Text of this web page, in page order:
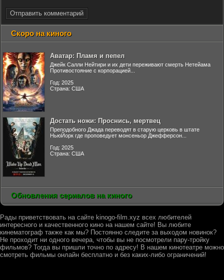
Отправить комментарий
Скоро на киного
Аватар: Пламя и пепел
Джейк Салли Нейтири и их дети переживают смерть Нетейама
Противостояние с корпорацией...
Год: 2025
Страна: США
Достать ножи: Проснись, мертвец
Преподобного Джада переводят в старую церковь в штате
НьюЙорк где проповедует монсеньор Джефферсон...
Год: 2025
Страна: США
Обновления сериалов на киного
Рады приветствовать на сайте kinogo-film.xyz всех любителей
интересного и качественного кино на нашем сайте! Вы любите
кинематограф также как мы? Постоянно следите за выходом новинок?
Не проходит ни одного вечера, чтобы вы не посмотрели пару-тройку
фильмов? Тогда вы пришли точно по адресу! В нашем кинотеатре можно
смотреть фильмы онлайн бесплатно и без каких-либо ограничений!